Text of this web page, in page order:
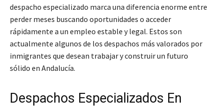
despacho especializado marca una diferencia enorme entre
perder meses buscando oportunidades o acceder
rápidamente a un empleo estable y legal. Estos son
actualmente algunos de los despachos más valorados por
inmigrantes que desean trabajar y construir un futuro
sólido en Andalucía.
Despachos Especializados En